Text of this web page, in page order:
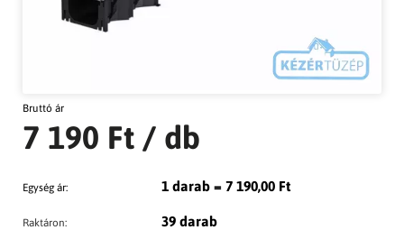
Bruttó ár
7 190 Ft / db
Egység ár: 1 darab = 7 190,00 Ft
Raktáron: 39 darab